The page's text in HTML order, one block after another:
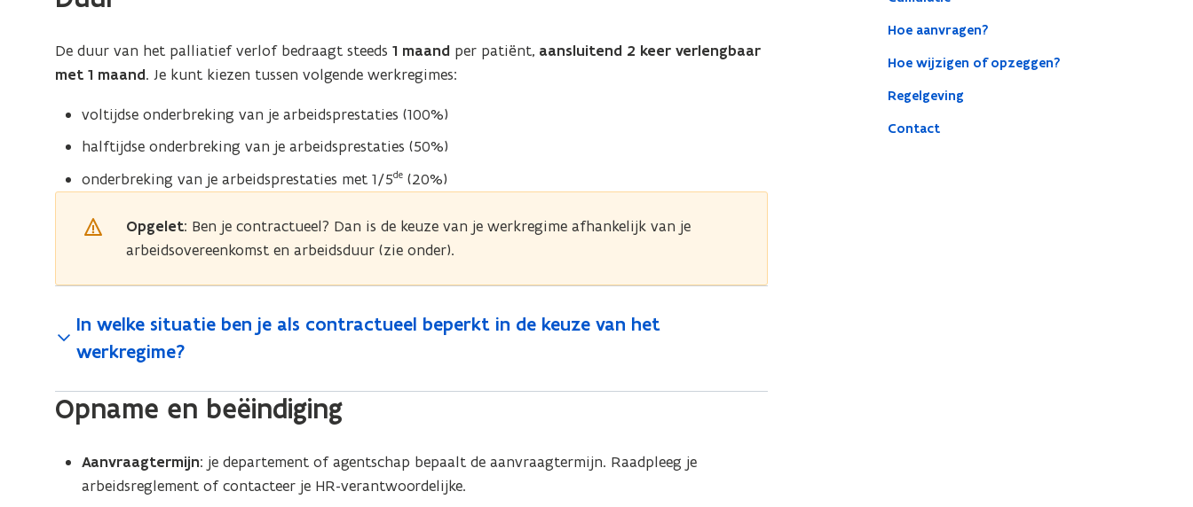
Hoe aanvragen?
Hoe wijzigen of opzeggen?
Regelgeving
Contact
De duur van het palliatief verlof bedraagt steeds1 maand per patiënt, aansluitend 2 keer verlengbaar
met 1 maand. Je kunt kiezen tussen volgende werkregimes:
voltijdse onderbreking van je arbeidsprestaties (100%)
halftijdse onderbreking van je arbeidsprestaties (50%)
onderbreking van je arbeidsprestaties met 1/5de (20%)
Opgelet: Ben je contractueel? Dan is de keuze van je werkregime afhankelijk van je
arbeidsovereenkomst en arbeidsduur (zie onder).
In welke situatie ben je als contractueel beperkt in de keuze van het
werkregime?
Opname en beëindiging
Aanvraagtermijn: je departement of agentschap bepaalt de aanvraagtermijn. Raadpleeg je
arbeidsreglement of contacteer je HR-verantwoordelijke.